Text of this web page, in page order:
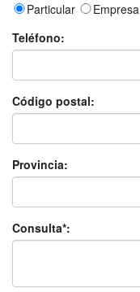
Particular
Empresa
Teléfono:
Código postal:
Provincia:
Consulta*: